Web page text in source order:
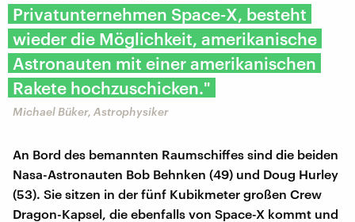
Privatunternehmen Space-X, besteht
wieder die Möglichkeit, amerikanische
Astronauten mit einer amerikanischen
Rakete hochzuschicken."
Michael Büker, Astrophysiker
An Bord des bemannten Raumschiffes sind die beiden
Nasa-Astronauten Bob Behnken (49) und Doug Hurley
(53). Sie sitzen in der fünf Kubikmeter großen Crew
Dragon-Kapsel, die ebenfalls von Space-X kommt und